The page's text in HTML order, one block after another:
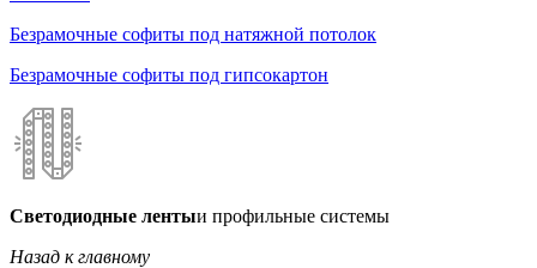
Безрамочные софиты под натяжной потолок
Безрамочные софиты под гипсокартон
Светодиодные лентыи профильные системы
Назад к главному